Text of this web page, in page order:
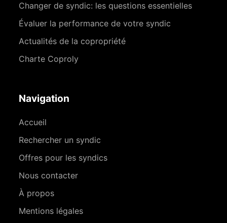
Changer de syndic: les questions essentielles
Évaluer la performance de votre syndic
Actualités de la copropriété
Charte Coproly
Navigation
Accueil
Rechercher un syndic
Offres pour les syndics
Nous contacter
À propos
Mentions légales